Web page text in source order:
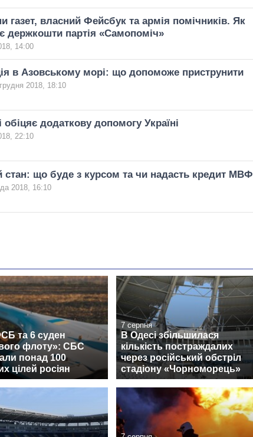
газет, власний Фейсбук та армія помічників. Як
держкошти партія «Самопоміч»
14:00
в Азовському морі: що допоможе приструнити
2018, 18:10
обіцяє додаткову допомогу Україні
22:10
стан: що буде з курсом та чи надасть кредит МВФ
2018, 16:10
та 6 суден
флоту»: СБС
понад 100
цілей росіян
7 серпня
В Одесі збільшилася
кількість постраждалих
через російський обстріл
стадіону «Чорноморець»